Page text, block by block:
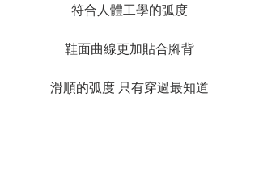
符合人體工學的弧度
鞋面曲線更加貼合腳背
滑順的弧度 只有穿過最知道